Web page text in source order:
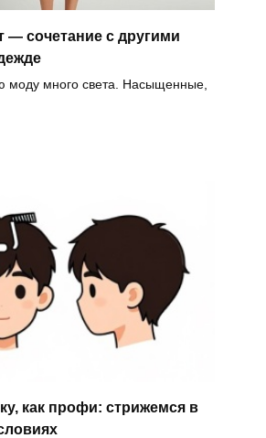
— сочетание с другими
моду много света. Насыщенные,
как профи: стрижемся в